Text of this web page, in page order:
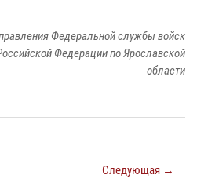
Федеральной службы войск
Федерации по Ярославской
области
Следующая →